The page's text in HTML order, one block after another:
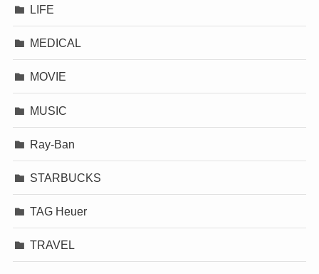
LIFE
MEDICAL
MOVIE
MUSIC
Ray-Ban
STARBUCKS
TAG Heuer
TRAVEL